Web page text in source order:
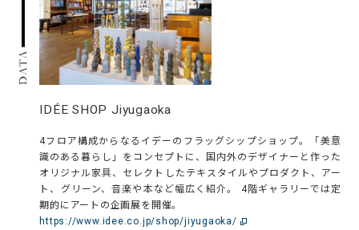
IDÉE SHOP Jiyugaoka
4フロア構成からなるイデーのフラッグシップショップ。「美意
識のある暮らし」をコンセプトに、国内外のデザイナーと作った
オリジナル家具、セレクトしたテキスタイルやプロダクト、アー
ト、グリーン、音楽や本など幅広く紹介。 4階ギャラリーでは定
期的にアートの企画展を開催。
https://www.idee.co.jp/shop/jiyugaoka/